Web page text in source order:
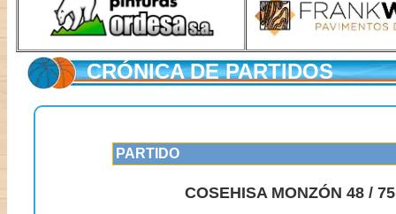
CRÓNICA DE PARTIDOS
PARTIDO
COSEHISA MONZÓN 48 /